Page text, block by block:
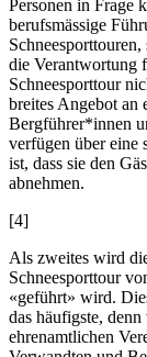
Personen in Frage
berufsmässige
die Verantwortung
Schneesporttour
breites Angebot an
Bergführer*innen
verfügen über eine
ist, dass sie den
abnehmen.
[4]
Als zweites wird
Schneesporttour
«geführt» wird.
das häufigste,
ehrenamtlichen